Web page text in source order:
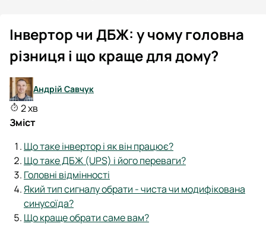
Інвертор чи ДБЖ: у чому головна
різниця і що краще для дому?
Андрій Савчук
2 хв
Зміст
Що таке інвертор і як він працює?
Що таке ДБЖ (UPS) і його переваги?
Головні відмінності
Який тип сигналу обрати - чиста чи модифікована
синусоїда?
Що краще обрати саме вам?